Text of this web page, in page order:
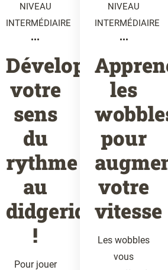
NIVEAU
INTERMÉDIAIRE
•••
Développez
votre
sens
du
rythme
au
didgeridoo
!
Pour jouer
NIVEAU
INTERMÉDIAIRE
•••
les
pour
votre
vitesse
Les wobbles
vous